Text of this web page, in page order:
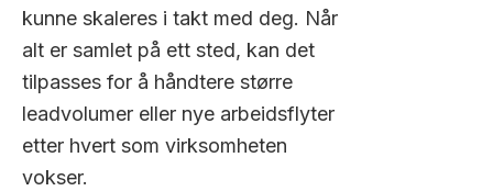
kunne skaleres i takt med deg. Når
alt er samlet på ett sted, kan det
tilpasses for å håndtere større
leadvolumer eller nye arbeidsflyter
etter hvert som virksomheten
vokser.